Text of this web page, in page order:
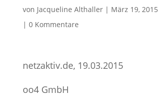
von Jacqueline Althaller| März 19, 2015
| 0 Kommentare
netzaktiv.de, 19.03.2015
oo4 GmbH